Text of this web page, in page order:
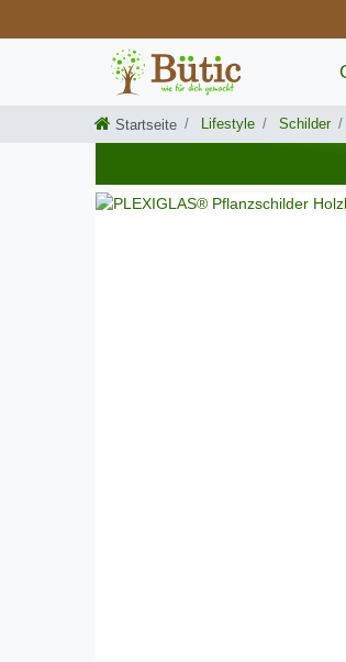
Startseite Lifestyle Schilder